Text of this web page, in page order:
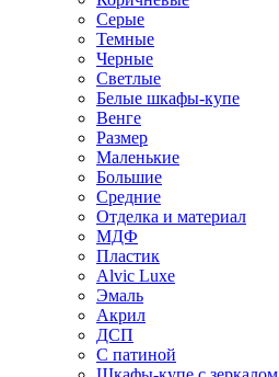
Серые
Темные
Черные
Светлые
Белые шкафы-купе
Венге
Размер
Маленькие
Большие
Средние
Отделка и материал
МДФ
Пластик
Alvic Luxe
Эмаль
Акрил
ДСП
С патиной